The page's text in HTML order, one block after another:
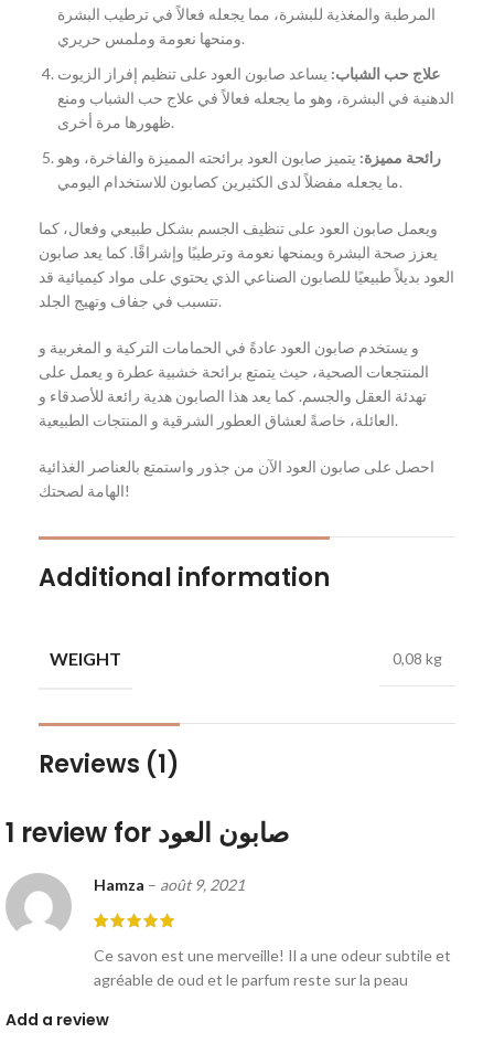
المرطبة والمغذية للبشرة، مما يجعله فعالاً في ترطيب البشرة
ومنحها نعومة وملمس حريري.
علاج حب الشباب: يساعد صابون العود على تنظيم إفراز الزيوت
الدهنية في البشرة، وهو ما يجعله فعالاً في علاج حب الشباب ومنع
ظهورها مرة أخرى.
رائحة مميزة: يتميز صابون العود برائحته المميزة والفاخرة، وهو
ما يجعله مفضلاً لدى الكثيرين كصابون للاستخدام اليومي.
ويعمل صابون العود على تنظيف الجسم بشكل طبيعي وفعال، كما
يعزز صحة البشرة ويمنحها نعومة وترطيبًا وإشراقًا. كما يعد صابون
العود بديلاً طبيعيًا للصابون الصناعي الذي يحتوي على مواد كيميائية قد
تتسبب في جفاف وتهيج الجلد.
و يستخدم صابون العود عادةً في الحمامات التركية و المغربية و
المنتجعات الصحية، حيث يتمتع برائحة خشبية عطرة و يعمل على
تهدئة العقل والجسم. كما يعد هذا الصابون هدية رائعة للأصدقاء و
العائلة، خاصةً لعشاق العطور الشرقية و المنتجات الطبيعية.
احصل على صابون العود الآن من جذور واستمتع بالعناصر الغذائية
الهامة لصحتك!
Additional information
WEIGHT 0,08 kg
Reviews (1)
1 review for صابون العود
Hamza – août 9, 2021
Ce savon est une merveille! Il a une odeur subtile et
agréable de oud et le parfum reste sur la peau
Add a review